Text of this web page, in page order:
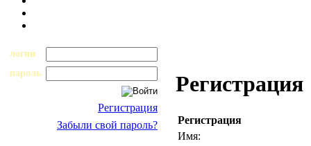
логин
пароль
Регистрация
Забыли свой пароль?
Регистрация
Регистрация
Имя: